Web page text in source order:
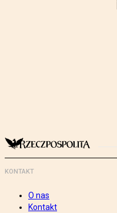
KONTAKT
O nas
Kontakt